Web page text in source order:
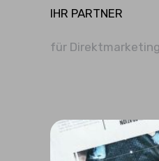
IHR PARTNER
für